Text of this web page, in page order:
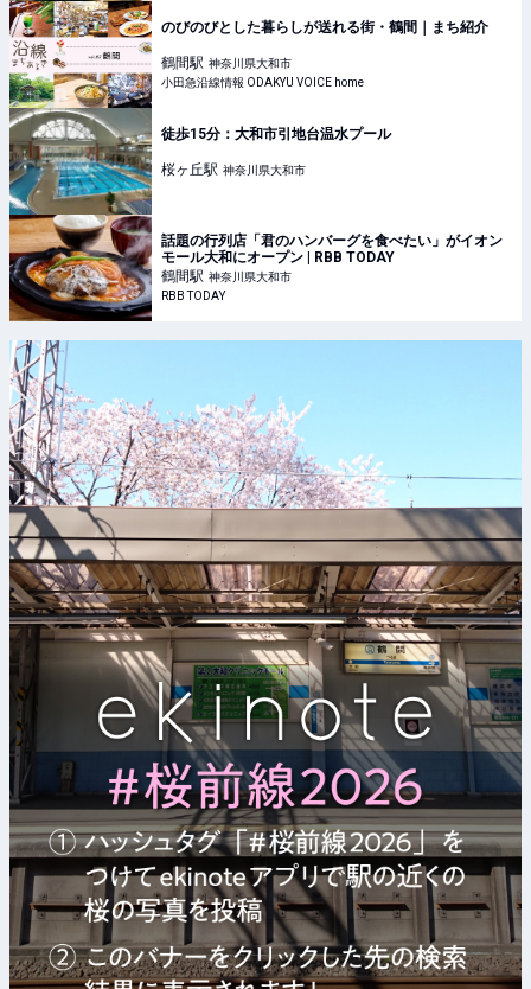
のびのびとした暮らしが送れる街・鶴間｜まち紹介
鶴間駅 神奈川県大和市
小田急沿線情報 ODAKYU VOICE home
徒歩15分：大和市引地台温水プール
桜ヶ丘駅 神奈川県大和市
話題の行列店「君のハンバーグを食べたい」がイオン
モール大和にオープン | RBB TODAY
鶴間駅 神奈川県大和市
RBB TODAY